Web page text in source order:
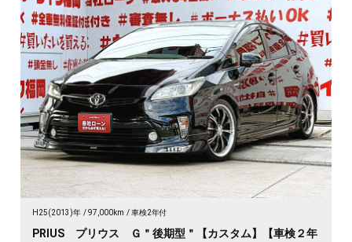
H25(2013)年 97,000km 車検2年付
PRIUS プリウス Ｇ＂後期型＂【カスタム】【車検２年